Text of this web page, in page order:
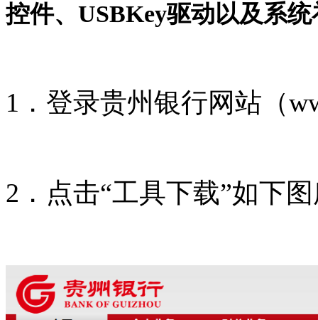
控件、USBKey驱动以及系
1．登录贵州银行网站（
2．点击“工具下载”如下